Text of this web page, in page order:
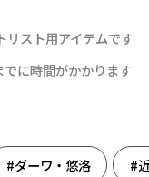
リスト用アイテムです
に時間がかかります
#ダーワ・悠洛 #